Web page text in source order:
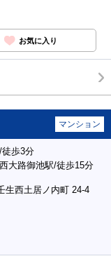
お気に入り
マンション
歩3分
大路御池駅/徒歩15分
生西土居ノ内町 24-4